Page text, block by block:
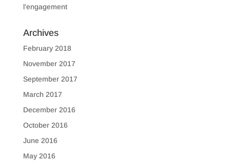
l’engagement
Archives
February 2018
November 2017
September 2017
March 2017
December 2016
October 2016
June 2016
May 2016